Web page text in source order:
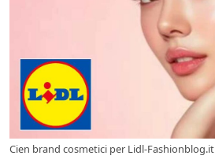
Cien brand cosmetici per Lidl-Fashionblog.it